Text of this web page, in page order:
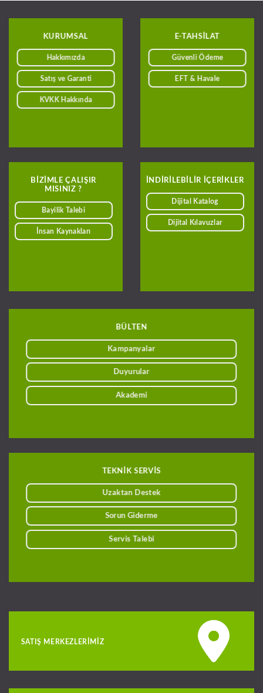
KURUMSAL
Hakkımızda
Satış ve Garanti
KVKK Hakkında
BIZIMLE ÇALIŞIR
MISINIZ ?
Bayilik Talebi
İnsan Kaynakları
E-TAHSILAT
Güvenli Ödeme
EFT & Havale
INDIRILEBILIR IÇERIKLER
Dijital Katalog
Dijital Kılavuzlar
BÜLTEN
Kampanyalar
Duyurular
Akademi
TEKNİK SERVİS
Uzaktan Destek
Sorun Giderme
Servis Talebi
SATIŞ MERKEZLERIMIZ